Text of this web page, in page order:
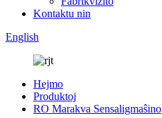
Kontaktu nin
English
Hejmo
Produktoj
RO Marakva Sensaligmaŝino